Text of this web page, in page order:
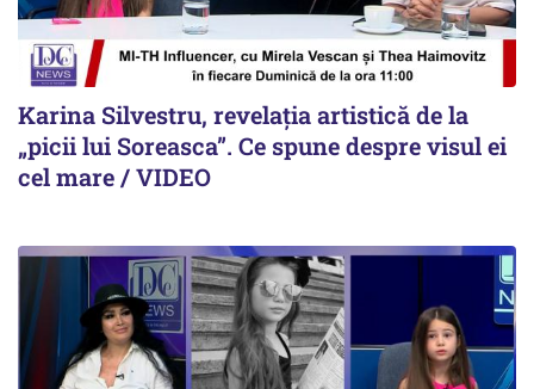
Karina Silvestru, revelația artistică de la
„picii lui Soreasca”. Ce spune despre visul ei
cel mare / VIDEO